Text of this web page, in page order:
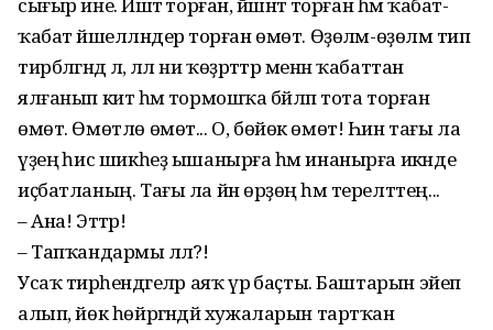
ҡабат йәшелләндерә торған өмөт. Өҙөләм-өҙөләм тип
тирбәлгәндә лә, әллә ни ҡөҙрәттәр менән ҡабаттан
ялғанып китә һәм тормошҡа бәйләп тота торған
өмөт. Өмөтлө өмөт... О, бөйөк өмөт! Һин тағы ла
үҙеңә һис шикһеҙ ышанырға һәм инанырға икәнде
иҫбатланың. Тағы ла йән өрҙөң һәм терелттең...
– Ана! Эттәр!
– Тапҡандармы әллә?!
Усаҡ тирәһендәгеләр аяҡ үрә баҫты. Баштарын эйеп
алып, йөк һөйрәгәндәй хужаларын тартҡан